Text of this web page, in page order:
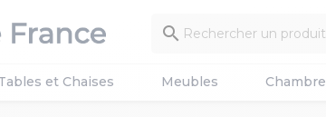

et Chaises Meubles Chambre